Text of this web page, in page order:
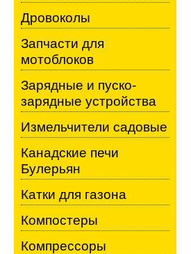
Дровоколы
Запчасти для
мотоблоков
Зарядные и пуско-
зарядные устройства
Измельчители садовые
Канадские печи
Булерьян
Катки для газона
Компостеры
Компрессоры